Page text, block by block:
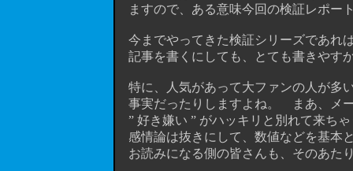
ますので、ある意味今回の検証レポー
今までやってきた検証シリーズであれ
記事を書くにしても、とても書きやす
特に、人気があって大ファンの人が多
事実だったりしますよね。 まあ、メ
” 好き嫌い ” がハッキリと別れて来ち
感情論は抜きにして、数値などを基本
お読みになる側の皆さんも、そのあた